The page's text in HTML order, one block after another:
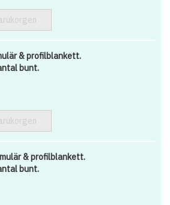
& profilblankett.
bunt.
& profilblankett.
bunt.